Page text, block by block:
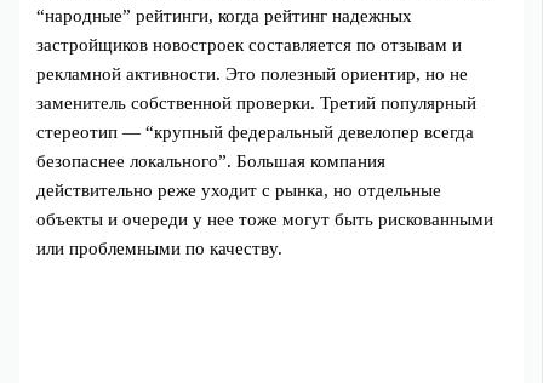
“народные” рейтинги, когда рейтинг надежных
застройщиков новостроек составляется по отзывам и
рекламной активности. Это полезный ориентир, но не
заменитель собственной проверки. Третий популярный
стереотип — “крупный федеральный девелопер всегда
безопаснее локального”. Большая компания
действительно реже уходит с рынка, но отдельные
объекты и очереди у нее тоже могут быть рискованными
или проблемными по качеству.